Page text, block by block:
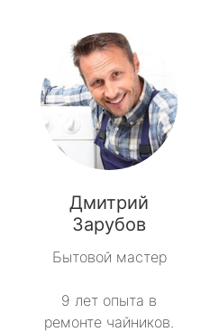
Дмитрий
Зарубов
Бытовой мастер
9 лет опыта в
ремонте чайников.